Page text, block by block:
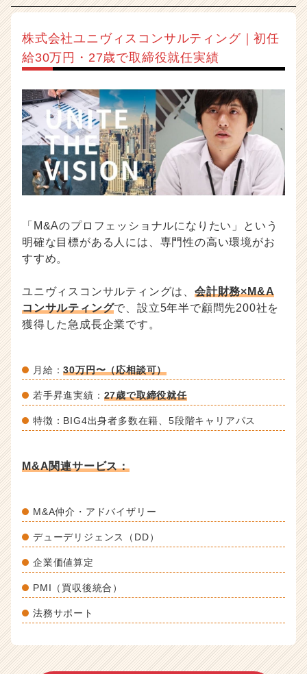
株式会社ユニヴィスコンサルティング｜初任
給30万円・27歳で取締役就任実績
「M&Aのプロフェッショナルになりたい」という
明確な目標がある人には、専門性の高い環境がお
すすめ。
ユニヴィスコンサルティングは、 会計財務×M&A
コンサルティングで、設立5年半で顧問先200社を
獲得した急成長企業です。
月給：30万円〜（応相談可）
若手昇進実績： 27歳で取締役就任
特徴：BIG4出身者多数在籍、5段階キャリアパス
M&A関連サービス：
M&A仲介・アドバイザリー
デューデリジェンス（DD）
企業価値算定
PMI（買収後統合）
法務サポート